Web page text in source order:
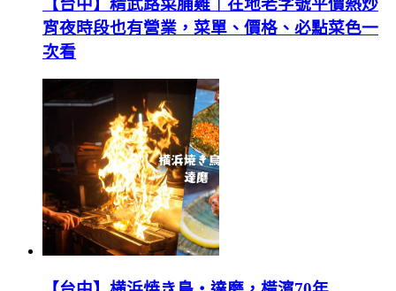
【台中】精武路菜脯雞｜在地老字號平價熱炒
宵夜時段也有營業，菜單、價格、必點菜色一
次看